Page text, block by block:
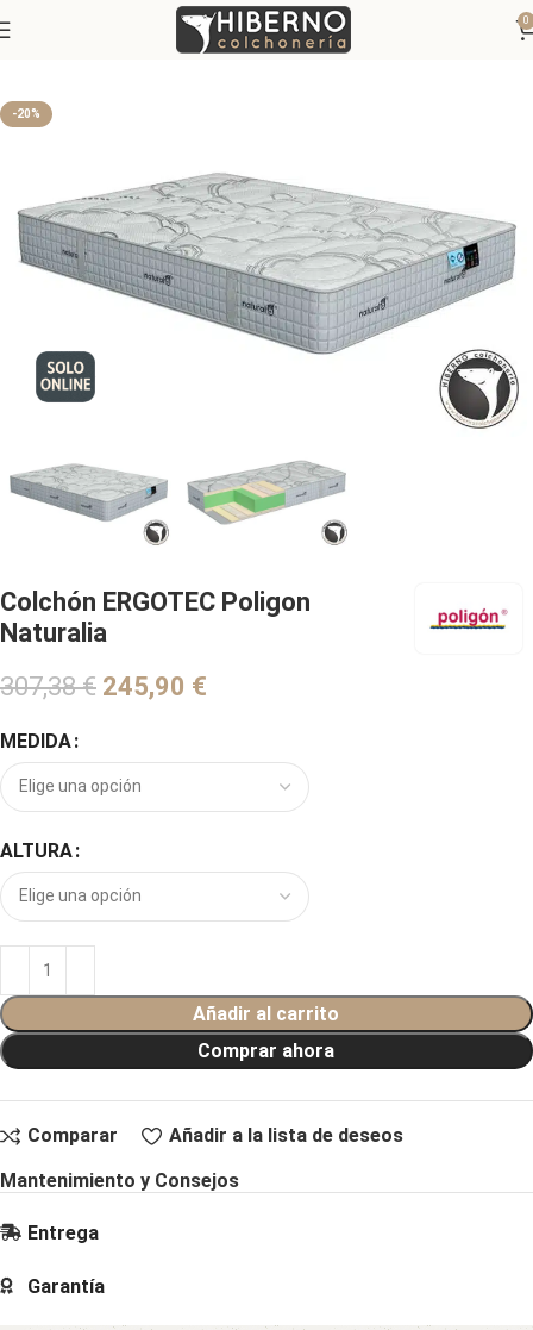
0
Colchones Viscoelásticos
-20%
Colchón ERGOTEC Poligon
Naturalia
307,38€ €
MEDIDA
ALTURA
Añadir al carrito
Comprar ahora
Comparar
Añadir a la lista de deseos
Mantenimiento y Consejos
Entrega
Garantía